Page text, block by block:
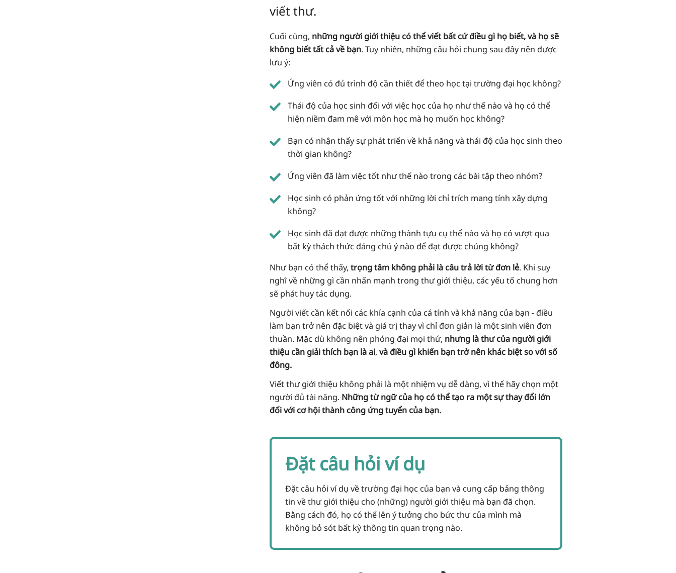
viết thư.
Cuối cùng, những người giới thiệu có thể viết bất cứ điều gì họ biết, và họ sẽ
không biết tất cả về bạn. Tuy nhiên, những câu hỏi chung sau đây nên được
lưu ý:
Ứng viên có đủ trình độ cần thiết để theo học tại trường đại học không?
Thái độ của học sinh đối với việc học của họ như thế nào và họ có thể
hiện niềm đam mê với môn học mà họ muốn học không?
Bạn có nhận thấy sự phát triển về khả năng và thái độ của học sinh theo
thời gian không?
Ứng viên đã làm việc tốt như thế nào trong các bài tập theo nhóm?
Học sinh có phản ứng tốt với những lời chỉ trích mang tính xây dựng
không?
Học sinh đã đạt được những thành tựu cụ thể nào và họ có vượt qua
bất kỳ thách thức đáng chú ý nào để đạt được chúng không?
Như bạn có thể thấy, trọng tâm không phải là câu trả lời từ đơn lẻ. Khi suy
nghĩ về những gì cần nhấn mạnh trong thư giới thiệu, các yếu tố chung hơn
sẽ phát huy tác dụng.
Người viết cần kết nối các khía cạnh của cá tính và khả năng của bạn - điều
làm bạn trở nên đặc biệt và giá trị thay vì chỉ đơn giản là một sinh viên đơn
thuần. Mặc dù không nên phóng đại mọi thứ, nhưng là thư của người giới
thiệu cần giải thích bạn là ai, và điều gì khiến bạn trở nên khác biệt so với số
đông.
Viết thư giới thiệu không phải là một nhiệm vụ dễ dàng, vì thế hãy chọn một
người đủ tài năng. Những từ ngữ của họ có thể tạo ra một sự thay đổi lớn
đối với cơ hội thành công ứng tuyển của bạn.
Đặt câu hỏi ví dụ
Đặt câu hỏi ví dụ về trường đại học của bạn và cung cấp bảng thông
tin về thư giới thiệu cho (những) người giới thiệu mà bạn đã chọn.
Bằng cách đó, họ có thể lên ý tưởng cho bức thư của mình mà
không bỏ sót bất kỳ thông tin quan trọng nào.